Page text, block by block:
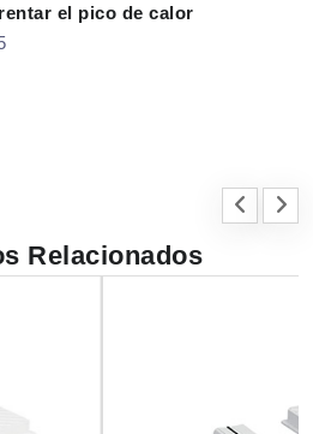
el pico de calor
Relacionados